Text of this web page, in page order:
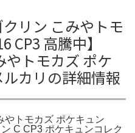
クリン こみやトモ
CP3 高騰中】
やトモカズ ポケ
ルカリの詳細情報
やトモカズ ポケキュン
C CP3 ポケキュンコレク